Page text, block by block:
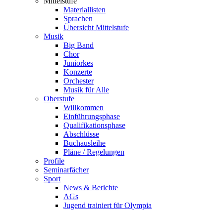
Materiallisten
Sprachen
Übersicht Mittelstufe
Musik
Big Band
Chor
Juniorkes
Konzerte
Orchester
Musik für Alle
Oberstufe
Willkommen
Einführungsphase
Qualifikationsphase
Abschlüsse
Buchausleihe
Pläne / Regelungen
Profile
Seminarfächer
Sport
News & Berichte
AGs
Jugend trainiert für Olympia